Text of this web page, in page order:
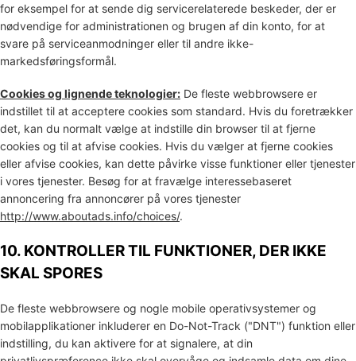
for eksempel for at sende dig servicerelaterede beskeder, der er
nødvendige for administrationen og brugen af din konto, for at
svare på serviceanmodninger eller til andre ikke-
markedsføringsformål.
Cookies og lignende teknologier: De fleste webbrowsere er
indstillet til at acceptere cookies som standard. Hvis du foretrækker
det, kan du normalt vælge at indstille din browser til at fjerne
cookies og til at afvise cookies. Hvis du vælger at fjerne cookies
eller afvise cookies, kan dette påvirke visse funktioner eller tjenester
i vores tjenester. Besøg for at fravælge interessebaseret
annoncering fra annoncører på vores tjenester
http://www.aboutads.info/choices/.
10. KONTROLLER TIL FUNKTIONER, DER IKKE
SKAL SPORES
De fleste webbrowsere og nogle mobile operativsystemer og
mobilapplikationer inkluderer en Do-Not-Track ("DNT") funktion eller
indstilling, du kan aktivere for at signalere, at din